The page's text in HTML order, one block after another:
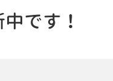
です！